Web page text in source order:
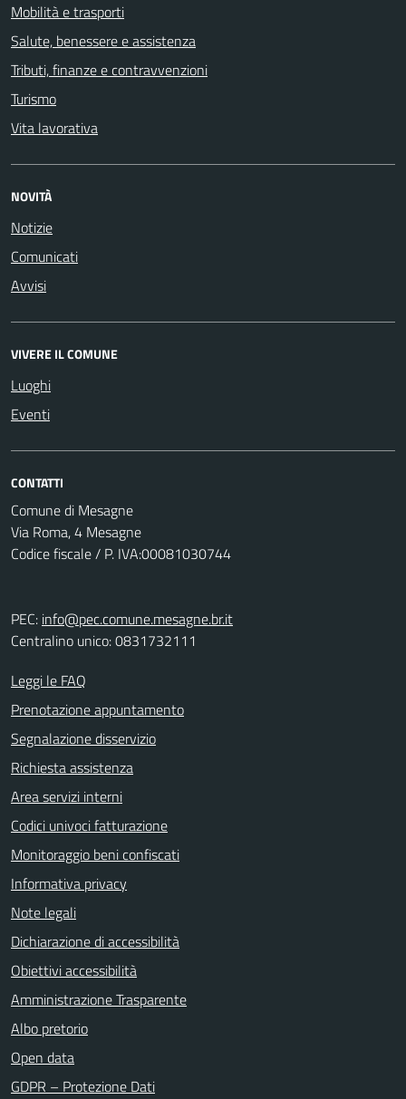
Mobilità e trasporti
Salute, benessere e assistenza
Tributi, finanze e contravvenzioni
Turismo
Vita lavorativa
NOVITÀ
Notizie
Comunicati
Avvisi
VIVERE IL COMUNE
Luoghi
Eventi
CONTATTI
Comune di Mesagne
Via Roma, 4 Mesagne
Codice fiscale / P. IVA:00081030744
PEC: info@pec.comune.mesagne.br.it
Centralino unico: 0831732111
Leggi le FAQ
Prenotazione appuntamento
Segnalazione disservizio
Richiesta assistenza
Area servizi interni
Codici univoci fatturazione
Monitoraggio beni confiscati
Informativa privacy
Note legali
Dichiarazione di accessibilità
Obiettivi accessibilità
Amministrazione Trasparente
Albo pretorio
Open data
GDPR – Protezione Dati